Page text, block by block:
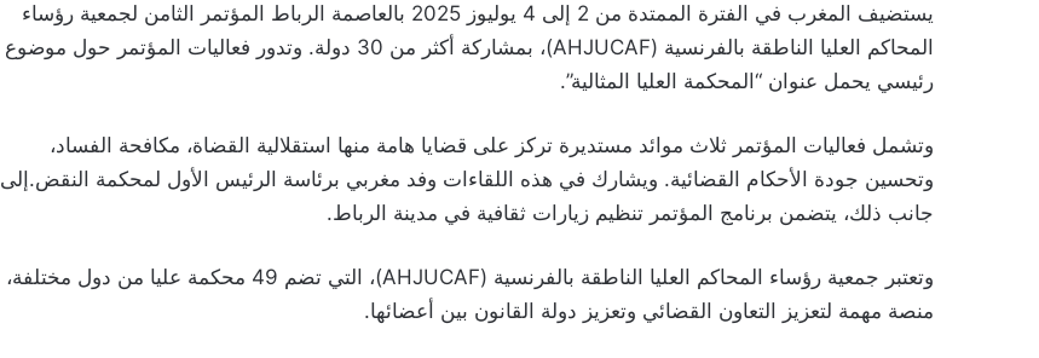
يستضيف المغرب في الفترة الممتدة من 2 إلى 4 يوليوز 2025 بالعاصمة الرباط المؤتمر الثامن لجمعية رؤساء
المحاكم العليا الناطقة بالفرنسية (AHJUCAF)، بمشاركة أكثر من 30 دولة. وتدور فعاليات المؤتمر حول موضوع
رئيسي يحمل عنوان “المحكمة العليا المثالية”.
وتشمل فعاليات المؤتمر ثلاث موائد مستديرة تركز على قضايا هامة منها استقلالية القضاة، مكافحة الفساد،
وتحسين جودة الأحكام القضائية. ويشارك في هذه اللقاءات وفد مغربي برئاسة الرئيس الأول لمحكمة النقض.إلى
جانب ذلك، يتضمن برنامج المؤتمر تنظيم زيارات ثقافية في مدينة الرباط.
وتعتبر جمعية رؤساء المحاكم العليا الناطقة بالفرنسية (AHJUCAF)، التي تضم 49 محكمة عليا من دول مختلفة،
منصة مهمة لتعزيز التعاون القضائي وتعزيز دولة القانون بين أعضائها.